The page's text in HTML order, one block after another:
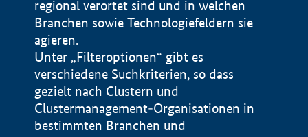
regional verortet sind und in welchen
Branchen sowie Technologiefeldern sie
agieren.
Unter „Filteroptionen“ gibt es
verschiedene Suchkriterien, so dass
gezielt nach Clustern und
Clustermanagement-Organisationen in
bestimmten Branchen und
Impressum
Datenschutzerklärung
BMWE, 2026 ©
100 km © Geobasis-DE / BKG 2015